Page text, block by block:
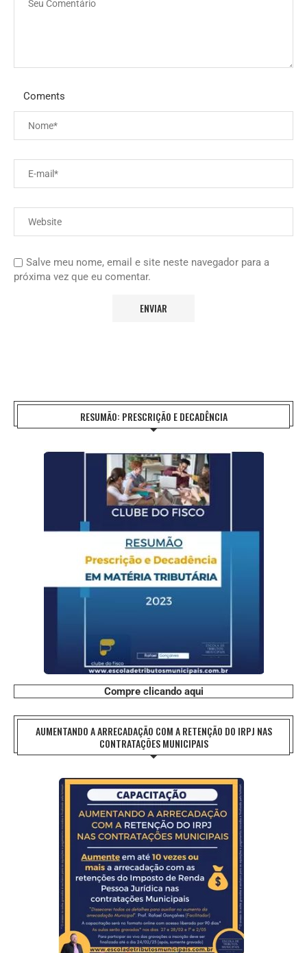
Coments
Salve meu nome, email e site neste navegador para a
próxima vez que eu comentar.
RESUMÃO: PRESCRIÇÃO E DECADÊNCIA
Compre clicando aqui
AUMENTANDO A ARRECADAÇÃO COM A RETENÇÃO DO IRPJ NAS
CONTRATAÇÕES MUNICIPAIS